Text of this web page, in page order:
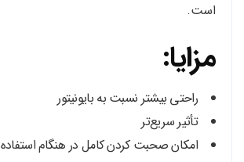
است.
مزایا:
راحتی بیشتر نسبت به بایونیتور
تأثیر سریع‌تر
امکان صحبت کردن کامل در هنگام استفاده